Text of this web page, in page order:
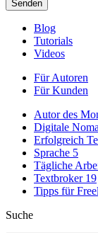
Blog
Tutorials
Videos
Für Autoren
Für Kunden
Autor des
Digitale
Erfolgreich
Sprache 5
Tägliche
Textbroker 19
Tipps für
Suche